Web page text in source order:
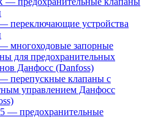
переключающие устройства
многоходовые запорные
для предохранительных
Данфосс (Danfoss)
перепускные клапаны с
управлением Данфосс
— предохранительные